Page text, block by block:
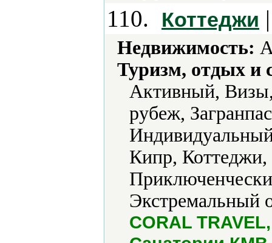
110. Коттеджи
Недвижимость:
Туризм, отдых и
Активный,
рубеж,
Кипр,
Экстремальный
CORAL